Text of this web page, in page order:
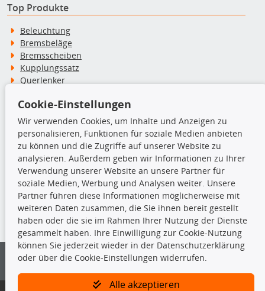
Top Produkte
Beleuchtung
Bremsbeläge
Bremsscheiben
Kupplungssatz
Querlenker
Stoßdämpfer
TecDoc Inside
Die hier angezeigten Daten insbesondere die gesamte Datenbank dürfen
nicht kopiert werden.
Es ist zu unterlassen, die Daten oder die gesamte Datenbank ohne
vorherige Zustimmung von TecDoc zu vervielfältigen, zu verbreiten
und/oder diese Handlungen durch Dritte ausführen zu lassen. Ein
Bitte prüfen Sie, ob das über unseren Onlineshop identifizierte Ersatzteil
Cookie-Einstellungen
Wir verwenden Cookies, um Inhalte und Anzeigen zu
personalisieren, Funktionen für soziale Medien anbieten
zu können und die Zugriffe auf unserer Website zu
analysieren. Außerdem geben wir Informationen zu Ihrer
Verwendung unserer Website an unsere Partner für
soziale Medien, Werbung und Analysen weiter. Unsere
Partner führen diese Informationen möglicherweise mit
weiteren Daten zusammen, die Sie ihnen bereit gestellt
haben oder die sie im Rahmen Ihrer Nutzung der Dienste
gesammelt haben. Ihre Einwilligung zur Cookie-Nutzung
können Sie jederzeit wieder in der Datenschutzerklärung
oder über die Cookie-Einstellungen widerrufen.
Alle akzeptieren